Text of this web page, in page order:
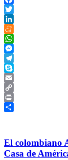
Facebook
Twitter
LinkedIn
Meneame
WhatsApp
Messenger
Telegram
Skype
Email
Copy
Link
Print
El colombiano
Casa de